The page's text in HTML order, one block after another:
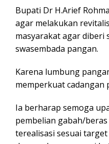
Bupati Dr H.Arief
agar melakukan
masyarakat agar diberi
swasembada pangan.
Karena lumbung
memperkuat cadangan
Ia berharap semoga
pembelian gabah/
terealisasi sesuai